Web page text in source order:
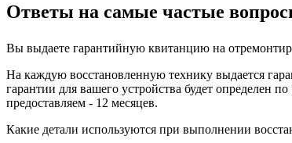
Ответы на самые частые
Вы выдаете гарантийную квитанцию на
На каждую восстановленную технику выдается
гарантии для вашего устройства будет определен
предоставляем - 12 месяцев.
Какие детали используются при выполнении